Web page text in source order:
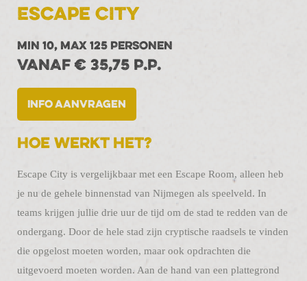
Escape City
MIN 10, MAX 125 PERSONEN
VANAF € 35,75 P.P.
info aanvragen
Hoe werkt het?
Escape City is vergelijkbaar met een Escape Room, alleen heb
je nu de gehele binnenstad van Nijmegen als speelveld. In
teams krijgen jullie drie uur de tijd om de stad te redden van de
ondergang. Door de hele stad zijn cryptische raadsels te vinden
die opgelost moeten worden, maar ook opdrachten die
uitgevoerd moeten worden. Aan de hand van een plattegrond